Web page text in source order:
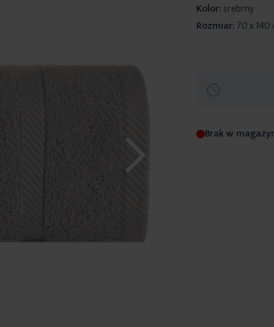
Kolor:srebrny
Rozmiar:70 x 140
Brak w